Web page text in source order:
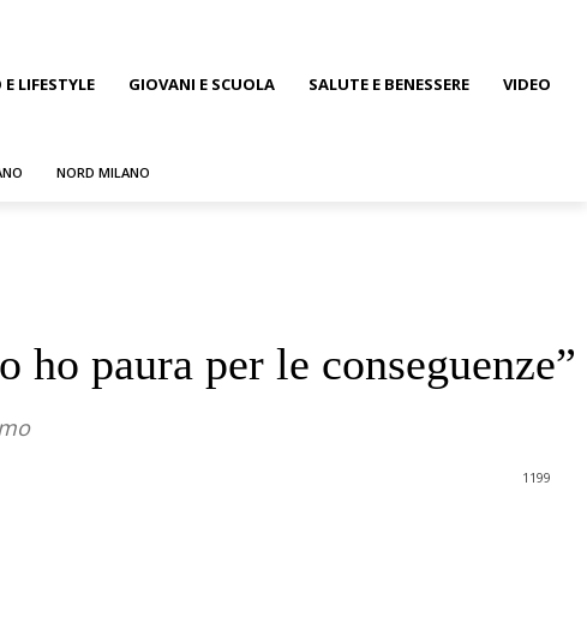
LIFESTYLE GIOVANI E SCUOLA SALUTE E BENESSERE
VIDEO
NORD MILANO
ho paura per le conseguenze”
1199